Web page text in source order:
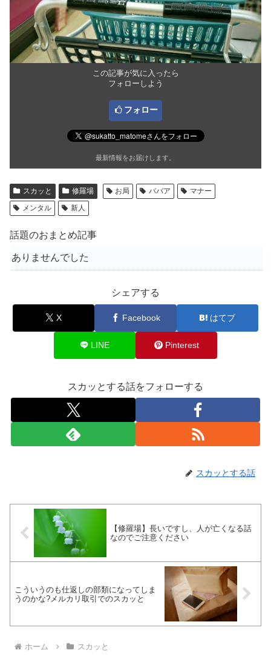
この記事が気に入ったら
フォローしよう
フォロー
最新情報をお届けします。
スカッと 修羅場 お局 ババア
マナー
メンタル
新人
話題のおまとめ記事
ありませんでした
シェアする
X Facebook はてブ
LINE Pinterest
スカッとする話をフォローする
スカッとする話
【修羅場】長いですし、人が亡くなる話
なのでご注意ください
こういうのも仕返しの部類になってしま
うのかな?メルカリ取引でのスカッと
ホーム スカッと